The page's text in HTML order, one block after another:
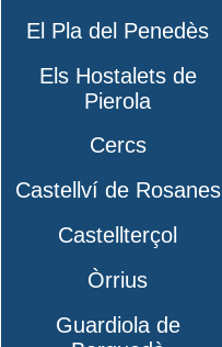
El Pla del Penedès
Els Hostalets de
Pierola
Cercs
Castellví de Rosanes
Castellterçol
Òrrius
Guardiola de